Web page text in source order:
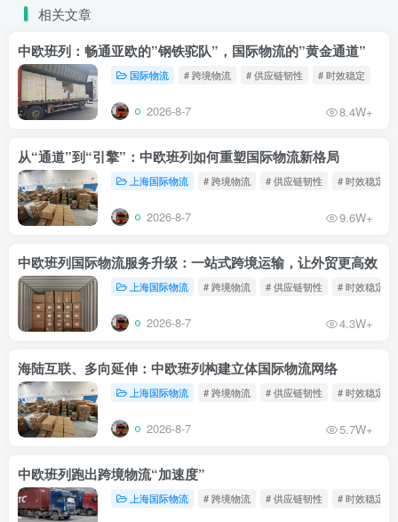
相关文章
中欧班列：畅通亚欧的”钢铁驼队”，国际物流的”黄金通道”
国际物流 # 跨境物流 # 供应链韧性 # 时效稳定
2026-8-7 8.4W+
从“通道”到“引擎”：中欧班列如何重塑国际物流新格局
上海国际物流 # 跨境物流 # 供应链韧性 # 时效稳定
2026-8-7 9.6W+
中欧班列国际物流服务升级：一站式跨境运输，让外贸更高效
上海国际物流 # 跨境物流 # 供应链韧性 # 时效稳定
2026-8-7 4.3W+
海陆互联、多向延伸：中欧班列构建立体国际物流网络
上海国际物流 # 跨境物流 # 供应链韧性 # 时效稳定
2026-8-7 5.7W+
中欧班列跑出跨境物流“加速度”
上海国际物流 # 跨境物流 # 供应链韧性 # 时效稳定